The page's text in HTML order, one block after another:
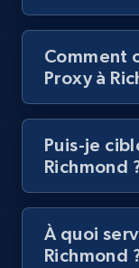
Comment
Proxy à
Puis-je
Richmond
À quoi
Richmond